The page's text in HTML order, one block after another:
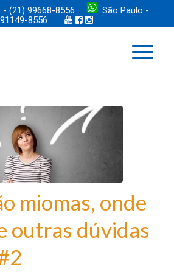
- (21) 99668-8556
São Paulo -
8556
miomas, onde
outras dúvidas